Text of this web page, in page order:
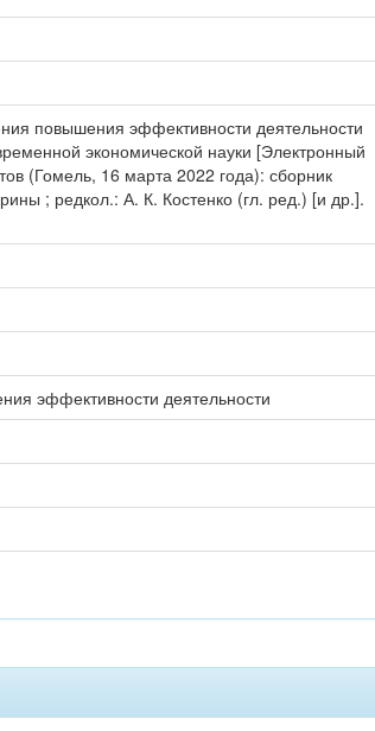
повышения эффективности деятельности
экономической науки [Электронный
(Гомель, 16 марта 2022 года): сборник
; редкол.: А. К. Костенко (гл. ред.) [и др.].
эффективности деятельности